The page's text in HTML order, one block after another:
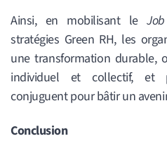
Ainsi, en mobilisant le
stratégies Green RH, les
une transformation durable,
individuel et collectif, et
conjuguent pour bâtir un
Conclusion